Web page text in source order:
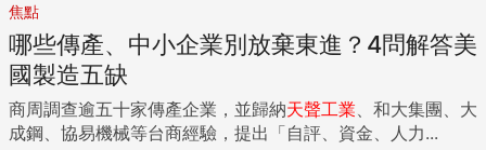
焦點
哪些傳產、中小企業別放棄東進？4問解答美
國製造五缺
商周調查逾五十家傳產企業，並歸納天聲工業 、和大集團、大
成鋼、協易機械等台商經驗，提出「自評、資金、人力...